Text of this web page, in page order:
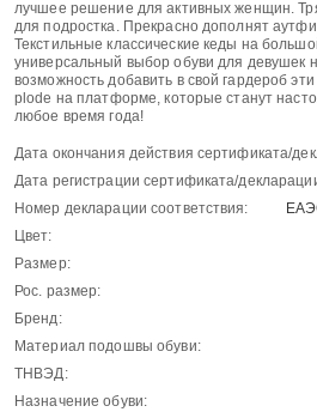
лучшее решение для активных женщин.
для подростка. Прекрасно дополнят
Текстильные классические кеды на
универсальный выбор обуви для девушек
возможность добавить в свой гардероб
plode на платформе, которые станут
любое время года!
Дата окончания действия сертификата/
Дата регистрации сертификата/
Номер декларации соответствия:
Цвет:
Размер:
Рос. размер:
Бренд:
Материал подошвы обуви:
ТНВЭД:
Назначение обуви: